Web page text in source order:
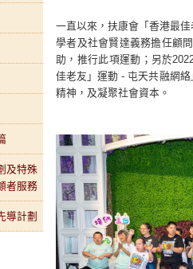
及特殊
者服務
導計劃
一直以來，扶康會「香港最
學者及社會賢達義務擔任顧
助，推行此項運動；另於
佳老友」運動 - 屯天共融網
精神，及凝聚社會資本。